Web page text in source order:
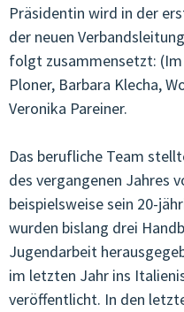
Präsidentin wird in der
der neuen
folgt zusammensetzt: (Im
Ploner, Barbara Klecha,
Veronika Pareiner.
Das berufliche Team
des vergangenen Jahres
beispielsweise sein 20-
wurden bislang drei
Jugendarbeit
im letzten Jahr ins
veröffentlicht. In den